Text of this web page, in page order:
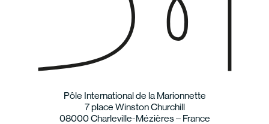
Pôle International de la Marionnette
7 place Winston Churchill
08000 Charleville-Mézières – France